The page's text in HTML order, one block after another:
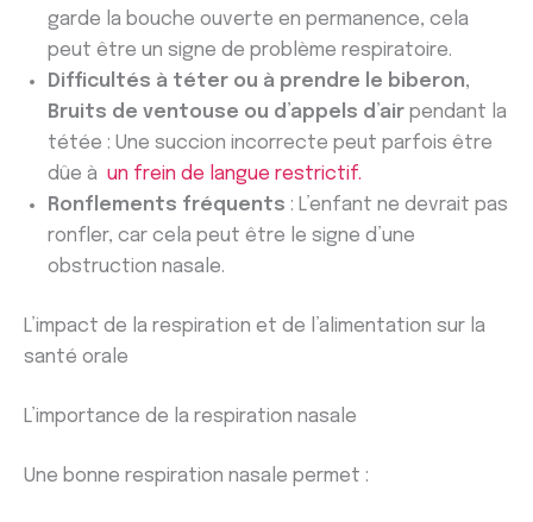
garde la bouche ouverte en permanence, cela
peut être un signe de problème respiratoire.
Difficultés à téter ou à prendre le biberon,
Bruits de ventouse ou d’appels d’air pendant la
tétée : Une succion incorrecte peut parfois être
dûe à un frein de langue restrictif.
Ronflements fréquents : L’enfant ne devrait pas
ronfler, car cela peut être le signe d’une
obstruction nasale.
L’impact de la respiration et de l’alimentation sur la
santé orale
L’importance de la respiration nasale
Une bonne respiration nasale permet :